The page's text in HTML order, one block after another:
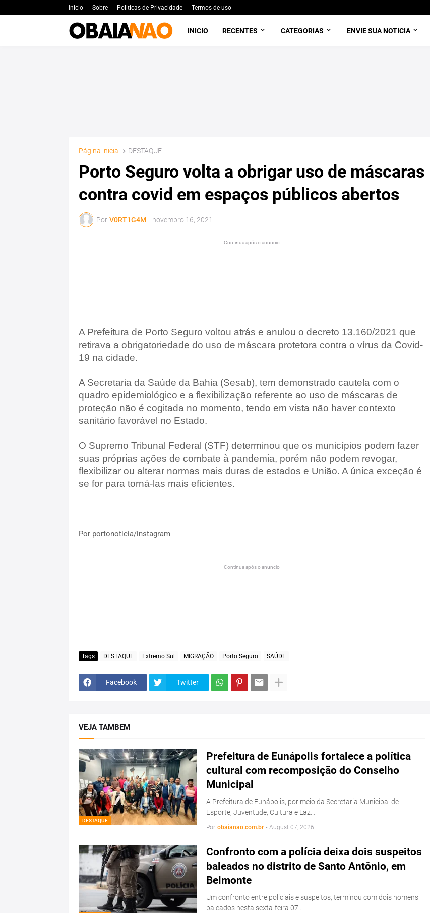
Inicio Sobre Politicas de Privacidade Termos de uso
INICIO RECENTES CATEGORIAS ENVIE SUA NOTICIA
Página inicial DESTAQUE
Porto Seguro volta a obrigar uso de máscaras
contra covid em espaços públicos abertos
Por V0RT1G4M - novembro 16, 2021
Continua após o anuncio
A Prefeitura de Porto Seguro voltou atrás e anulou o decreto 13.160/2021 que
retirava a obrigatoriedade do uso de máscara protetora contra o vírus da Covid-
19 na cidade.
A Secretaria da Saúde da Bahia (Sesab), tem demonstrado cautela com o
quadro epidemiológico e a flexibilização referente ao uso de máscaras de
proteção não é cogitada no momento, tendo em vista não haver contexto
sanitário favorável no Estado.
O Supremo Tribunal Federal (STF) determinou que os municípios podem fazer
suas próprias ações de combate à pandemia, porém não podem revogar,
flexibilizar ou alterar normas mais duras de estados e União. A única exceção é
se for para torná-las mais eficientes.
Por portonoticia/instagram
Continua após o anuncio
Tags DESTAQUE Extremo Sul MIGRAÇÃO Porto Seguro SAÚDE
Facebook Twitter
VEJA TAMBEM
DESTAQUE
Prefeitura de Eunápolis fortalece a política
cultural com recomposição do Conselho
Municipal
A Prefeitura de Eunápolis, por meio da Secretaria Municipal de
Esporte, Juventude, Cultura e Laz…
Por obaianao.com.br - August 07, 2026
Confronto com a polícia deixa dois suspeitos
baleados no distrito de Santo Antônio, em
Belmonte
Um confronto entre policiais e suspeitos, terminou com dois homens
baleados nesta sexta-feira 07…